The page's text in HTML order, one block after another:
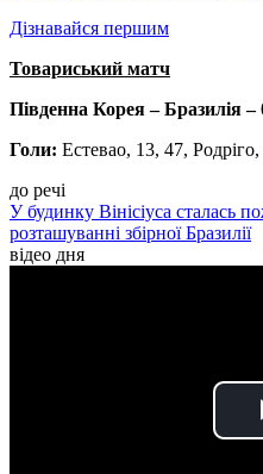
Дізнавайся першим
Товариський матч
Південна Корея – Бразилія –
Голи: Естевао, 13, 47, Родріго,
до речі
У будинку Вінісіуса сталась
розташуванні збірної Бразилії
відео дня